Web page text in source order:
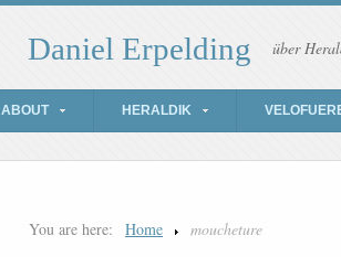
Daniel Erpelding über
ABOUT HERALDIK
You are here: Home moucheture